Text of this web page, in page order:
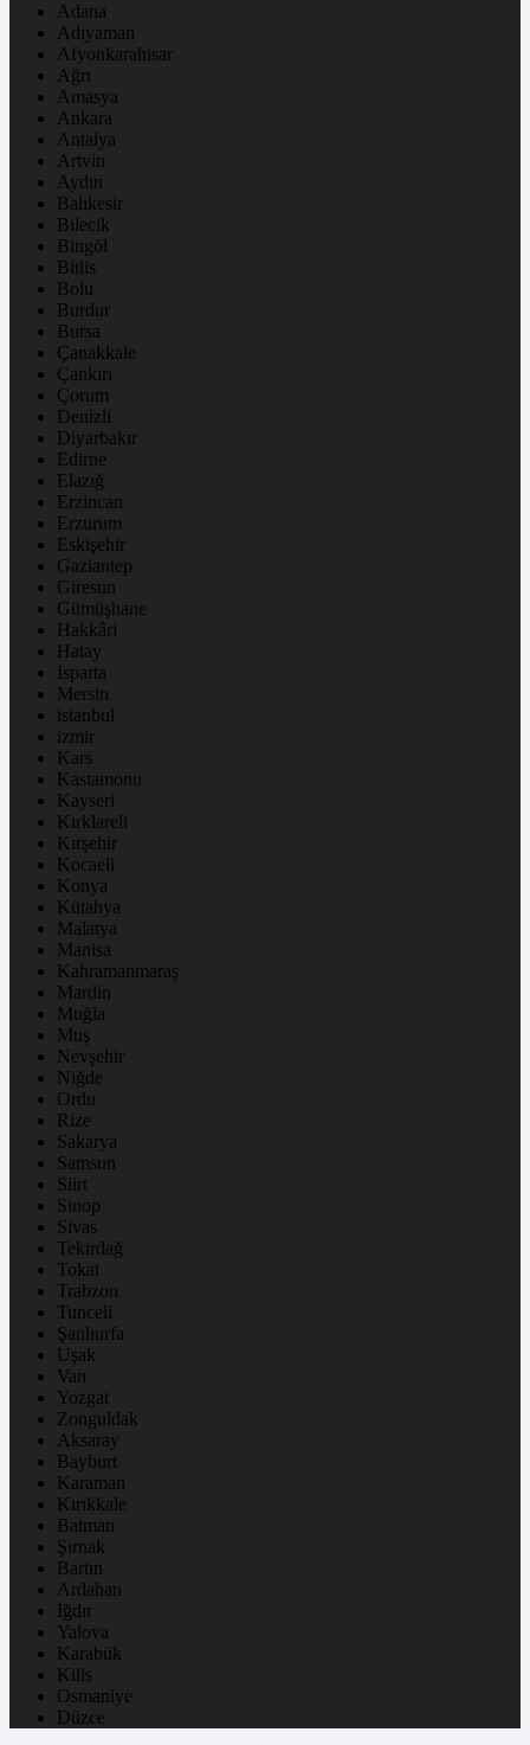
Adana
Adıyaman
Afyonkarahisar
Ağrı
Amasya
Ankara
Antalya
Artvin
Aydın
Balıkesir
Bilecik
Bingöl
Bitlis
Bolu
Burdur
Bursa
Çanakkale
Çankırı
Çorum
Denizli
Diyarbakır
Edirne
Elazığ
Erzincan
Erzurum
Eskişehir
Gaziantep
Giresun
Gümüşhane
Hakkâri
Hatay
Isparta
Mersin
istanbul
izmir
Kars
Kastamonu
Kayseri
Kırklareli
Kırşehir
Kocaeli
Konya
Kütahya
Malatya
Manisa
Kahramanmaraş
Mardin
Muğla
Muş
Nevşehir
Niğde
Ordu
Rize
Sakarya
Samsun
Siirt
Sinop
Sivas
Tekirdağ
Tokat
Trabzon
Tunceli
Şanlıurfa
Uşak
Van
Yozgat
Zonguldak
Aksaray
Bayburt
Karaman
Kırıkkale
Batman
Şırnak
Bartın
Ardahan
Iğdır
Yalova
Karabük
Kilis
Osmaniye
Düzce